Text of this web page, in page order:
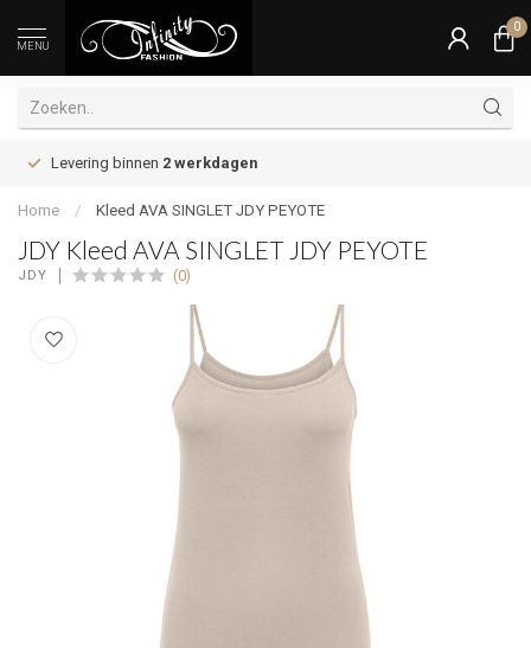
MENU
0
Levering binnen 2 werkdagen
Home / Kleed AVA SINGLET JDY PEYOTE
JDY Kleed AVA SINGLET JDY PEYOTE
JDY (0)